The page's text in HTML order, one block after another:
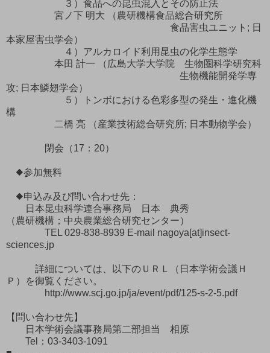
３）食品への昆虫混入とその防止法
宮ノ下 明大 （農研機構食品総合研究所
食品害虫ユニット; 日
本家屋害虫学会）
４）アルカロイド利用昆虫の化学生態学
本田 計一 （広島大学大学院 生物圏科学研究科
生物機能開発学専
攻; 日本鱗翅学会）
５）トンボにおける色彩多型の発生・進化機
構
二橋 亮 （産業技術総合研究所; 日本動物学会）
閉会（17：20）
◆参加無料
◆申込み及び問い合わせ先：
日本昆虫科学連合事務局 日本 典秀
（農研機構；中央農業総合研究センター）
TEL 029-838-8939 E-mail nagoya[at]insect-
sciences.jp
詳細については、以下のＵＲＬ（日本学術会議Ｈ
Ｐ）を御覧ください。
http://www.scj.go.jp/ja/event/pdf/125-s-2-5.pdf
【問い合わせ先】
日本学術会議事務局第二部担当 相原
Tel：03-3403-1091